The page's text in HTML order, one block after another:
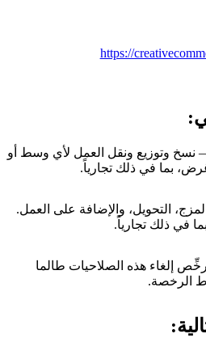
https://
نسخ وتوزيع ونقل العمل لأي وسط أو
بما في ذلك تجارياً.
التحويل، والإضافة على العمل.
في ذلك تجارياً.
إلغاء هذه الصلاحيات طالما
الرخصة.